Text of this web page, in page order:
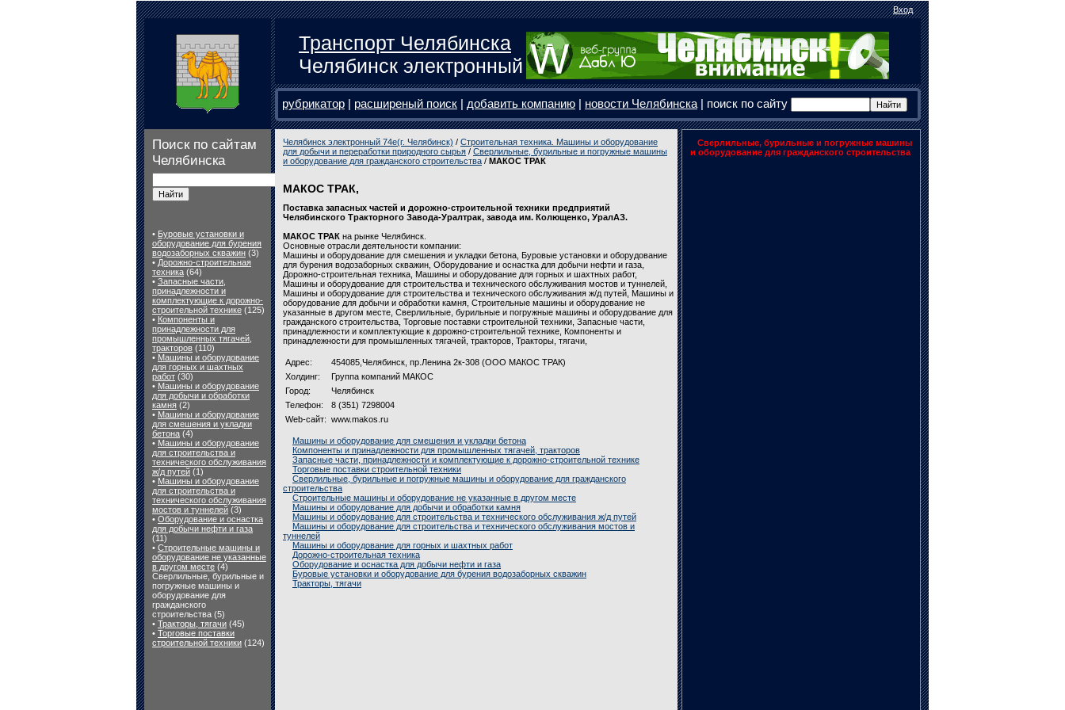
Вход
Транспорт Челябинска
Челябинск электронный
рубрикатор | расширеный поиск | добавить компанию | новости Челябинска | поиск по сайту
Поиск по сайтам
Челябинска
• Буровые установки и
оборудование для бурения
водозаборных скважин (3)
• Дорожно-строительная
техника (64)
• Запасные части,
принадлежности и
комплектующие к дорожно-
строительной технике (125)
• Компоненты и
принадлежности для
промышленных тягачей,
тракторов (110)
• Машины и оборудование
для горных и шахтных
работ (30)
• Машины и оборудование
для добычи и обработки
камня (2)
• Машины и оборудование
для смешения и укладки
бетона (4)
• Машины и оборудование
для строительства и
технического обслуживания
ж/д путей (1)
• Машины и оборудование
для строительства и
технического обслуживания
мостов и туннелей (3)
• Оборудование и оснастка
для добычи нефти и газа
(11)
• Строительные машины и
оборудование не указанные
в другом месте (4)
Сверлильные, бурильные и
погружные машины и
оборудование для
гражданского
строительства (5)
• Тракторы, тягачи (45)
• Торговые поставки
строительной техники (124)
Челябинск электронный 74e(г. Челябинск) / Строительная техника. Машины и оборудование
для добычи и переработки природного сырья / Сверлильные, бурильные и погружные машины
и оборудование для гражданского строительства / МАКОС ТРАК
МАКОС ТРАК,
Поставка запасных частей и дорожно-строительной техники предприятий
Челябинского Тракторного Завода-Уралтрак, завода им. Колющенко, УралАЗ.
МАКОС ТРАК на рынке Челябинск.
Основные отрасли деятельности компании:
Машины и оборудование для смешения и укладки бетона, Буровые установки и оборудование
для бурения водозаборных скважин, Оборудование и оснастка для добычи нефти и газа,
Дорожно-строительная техника, Машины и оборудование для горных и шахтных работ,
Машины и оборудование для строительства и технического обслуживания мостов и туннелей,
Машины и оборудование для строительства и технического обслуживания ж/д путей, Машины и
оборудование для добычи и обработки камня, Строительные машины и оборудование не
указанные в другом месте, Сверлильные, бурильные и погружные машины и оборудование для
гражданского строительства, Торговые поставки строительной техники, Запасные части,
принадлежности и комплектующие к дорожно-строительной технике, Компоненты и
принадлежности для промышленных тягачей, тракторов, Тракторы, тягачи,
Адрес:
454085,Челябинск, пр.Ленина 2к-308 (ООО МАКОС ТРАК)
Холдинг:
Группа компаний МАКОС
Город:
Челябинск
Телефон:
8 (351) 7298004
Web-сайт: www.makos.ru
Машины и оборудование для смешения и укладки бетона
Компоненты и принадлежности для промышленных тягачей, тракторов
Запасные части, принадлежности и комплектующие к дорожно-строительной технике
Торговые поставки строительной техники
Сверлильные, бурильные и погружные машины и оборудование для гражданского
строительства
Строительные машины и оборудование не указанные в другом месте
Машины и оборудование для добычи и обработки камня
Машины и оборудование для строительства и технического обслуживания ж/д путей
Машины и оборудование для строительства и технического обслуживания мостов и
туннелей
Машины и оборудование для горных и шахтных работ
Дорожно-строительная техника
Оборудование и оснастка для добычи нефти и газа
Буровые установки и оборудование для бурения водозаборных скважин
Тракторы, тягачи
Сверлильные, бурильные и погружные машины
и оборудование для гражданского строительства